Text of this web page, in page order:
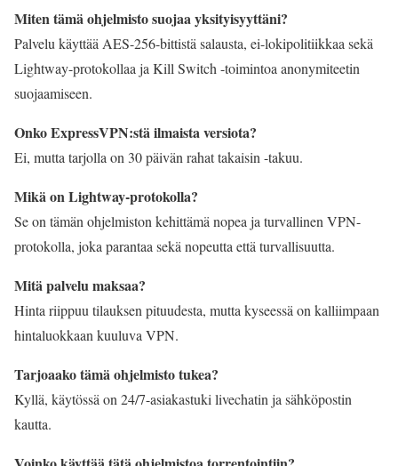
Miten tämä ohjelmisto suojaa yksityisyyttäni?
Palvelu käyttää AES-256-bittistä salausta, ei-lokipolitiikkaa sekä
Lightway-protokollaa ja Kill Switch -toimintoa anonymiteetin
suojaamiseen.
Onko ExpressVPN:stä ilmaista versiota?
Ei, mutta tarjolla on 30 päivän rahat takaisin -takuu.
Mikä on Lightway-protokolla?
Se on tämän ohjelmiston kehittämä nopea ja turvallinen VPN-
protokolla, joka parantaa sekä nopeutta että turvallisuutta.
Mitä palvelu maksaa?
Hinta riippuu tilauksen pituudesta, mutta kyseessä on kalliimpaan
hintaluokkaan kuuluva VPN.
Tarjoaako tämä ohjelmisto tukea?
Kyllä, käytössä on 24/7-asiakastuki livechatin ja sähköpostin
kautta.